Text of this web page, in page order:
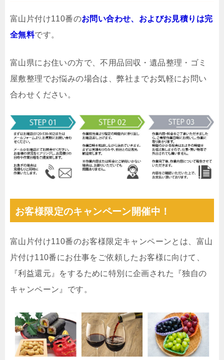
富山片付け110番のお問い合わせ、およびお見積りは完
全無料です。
富山県にお住いの方で、不用品回収・遺品整理・ゴミ
屋敷整理でお悩みの場合は、弊社までお気軽にお問い
合わせください。
お客様限定のキャンペーン開催中！
富山片付け110番のお客様限定キャンペーンとは、富山
片付け110番にお仕事をご依頼したお客様に向けて、
『利益還元』をするために特別に企画された『独自の
キャンペーン』です。